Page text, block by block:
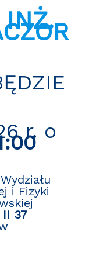
INŻ.
r. o
i Fizyki
II 37